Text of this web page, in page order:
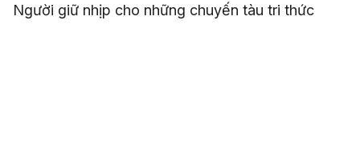
Người giữ nhịp cho những chuyến tàu tri thức